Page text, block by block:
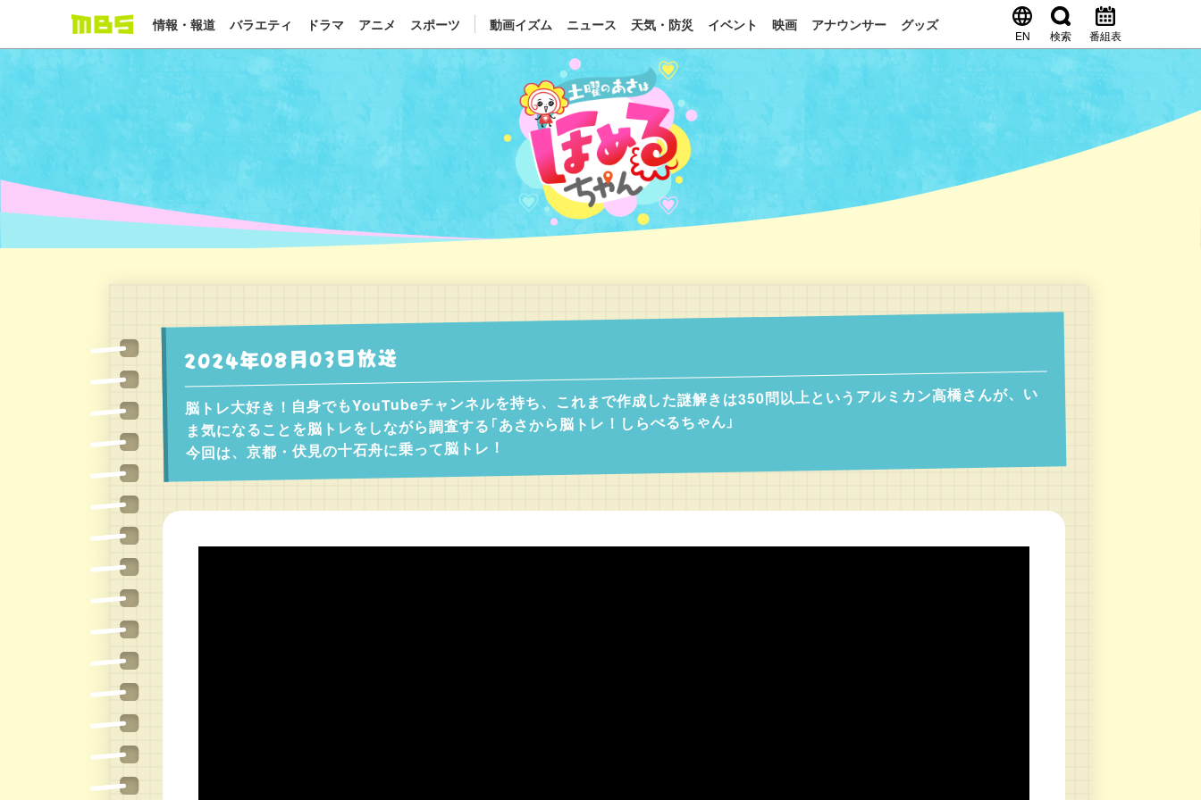
情報・報道 バラエティ ドラマ アニメ スポーツ 動画イズム ニュース 天気・防災 イベント 映画 アナウンサー グッズ
EN 検索 番組表
2024年08月03日放送
脳トレ大好き！自身でもYouTubeチャンネルを持ち、これまで作成した謎解きは350問以上というアルミカン高橋さんが、い
ま気になることを脳トレをしながら調査する「あさから脳トレ！しらべるちゃん」
今回は、京都・伏見の十石舟に乗って脳トレ！